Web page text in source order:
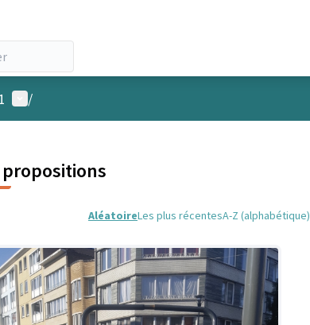
Menu utilisateur
/
propositions
AléatoireLes plus récentesA-Z (alphabétique)